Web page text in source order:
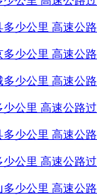
多少公里 高速公
多少公里 高速公
多少公里 高速公
少公里 高速公路
多少公里 高速公
少公里 高速公路
多少公里 高速公